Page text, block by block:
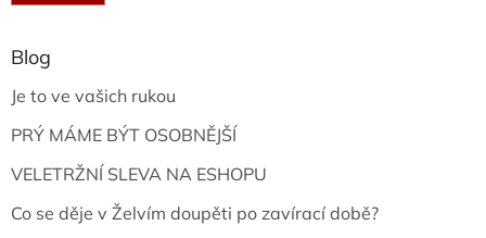
Blog
Je to ve vašich rukou
PRÝ MÁME BÝT OSOBNĚJŠÍ
VELETRŽNÍ SLEVA NA ESHOPU
Co se děje v Želvím doupěti po zavírací době?